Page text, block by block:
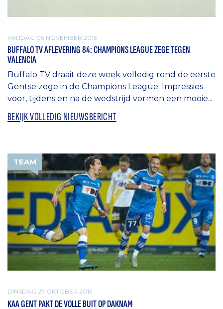
VRIJDAG 06 NOVEMBER 2015
BUFFALO TV AFLEVERING 84: CHAMPIONS LEAGUE ZEGE TEGEN
VALENCIA
Buffalo TV draait deze week volledig rond de eerste
Gentse zege in de Champions League. Impressies
voor, tijdens en na de wedstrijd vormen een mooie...
BEKIJK VOLLEDIG NIEUWSBERICHT
TEAM
DINSDAG 27 OKTOBER 2015
KAA GENT PAKT DE VOLLE BUIT OP DAKNAM